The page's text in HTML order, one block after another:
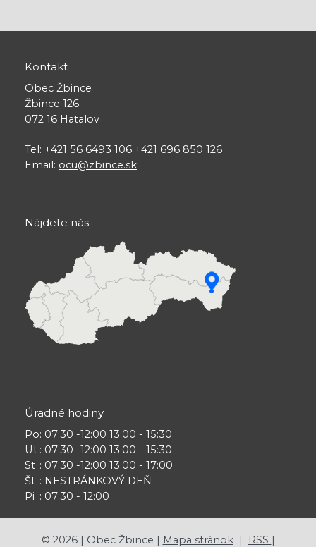
Kontakt
Obec Žbince
Žbince 126
072 16 Hatalov
Tel: +421 56 6493 106 +421 696 850 126
Email: ocu@zbince.sk
Nájdete nás
Úradné hodiny
Po
Ut
St
Št
Pi
: 07:30 -12:00 13:00 - 15:30
: 07:30 -12:00 13:00 - 15:30
: 07:30 -12:00 13:00 - 17:00
: NESTRÁNKOVÝ DEŇ
: 07:30 - 12:00
© 2026| Obec Žbince | Mapa stránok| RSS |